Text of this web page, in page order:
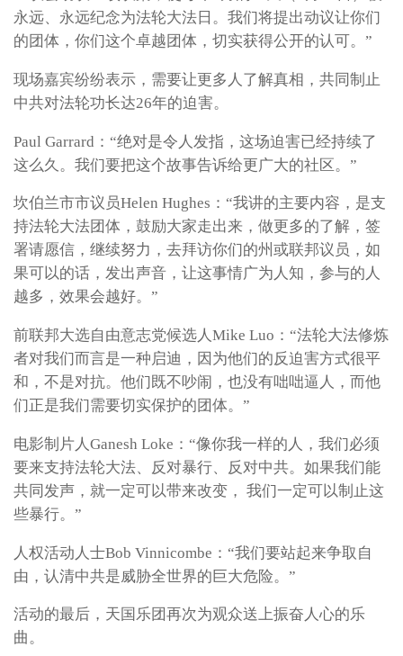
永远、永远纪念为法轮大法日。我们将提出动议让你们
的团体，你们这个卓越团体，切实获得公开的认可。”
现场嘉宾纷纷表示，需要让更多人了解真相，共同制止
中共对法轮功长达26年的迫害。
Paul Garrard：“绝对是令人发指，这场迫害已经持续了
这么久。我们要把这个故事告诉给更广大的社区。”
坎伯兰市市议员Helen Hughes：“我讲的主要内容，是支
持法轮大法团体，鼓励大家走出来，做更多的了解，签
署请愿信，继续努力，去拜访你们的州或联邦议员，如
果可以的话，发出声音，让这事情广为人知，参与的人
越多，效果会越好。”
前联邦大选自由意志党候选人Mike Luo：“法轮大法修炼
者对我们而言是一种启迪，因为他们的反迫害方式很平
和，不是对抗。他们既不吵闹，也没有咄咄逼人，而他
们正是我们需要切实保护的团体。”
电影制片人Ganesh Loke：“像你我一样的人，我们必须
要来支持法轮大法、反对暴行、反对中共。如果我们能
共同发声，就一定可以带来改变， 我们一定可以制止这
些暴行。”
人权活动人士Bob Vinnicombe：“我们要站起来争取自
由，认清中共是威胁全世界的巨大危险。”
活动的最后，天国乐团再次为观众送上振奋人心的乐
曲。